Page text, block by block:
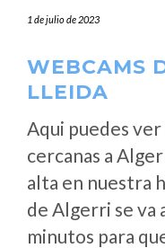
1 de julio de 2023
WEBCAMS
LLEIDA
Aqui puedes ver
cercanas a
alta en nuestra
de Algerri se va
minutos para